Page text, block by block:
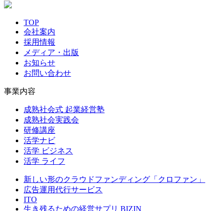
TOP
会社案内
採用情報
メディア・出版
お知らせ
お問い合わせ
事業内容
成熟社会式 起業経営塾
成熟社会実践会
研修講座
活学ナビ
活学 ビジネス
活学 ライフ
新しい形のクラウドファンディング「クロファン」
広告運用代行サービス
ITO
生き残るための経営サプリ BIZIN